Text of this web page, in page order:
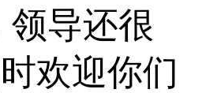
领导还很
欢迎你们